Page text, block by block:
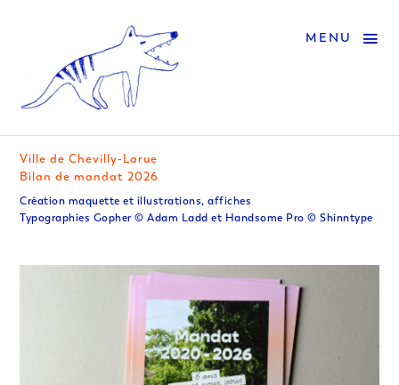
MENU
Ville de Chevilly-Larue
Bilan de mandat 2026
Création maquette et illustrations, affiches
Typographies Gopher © Adam Ladd et Handsome Pro © Shinntype